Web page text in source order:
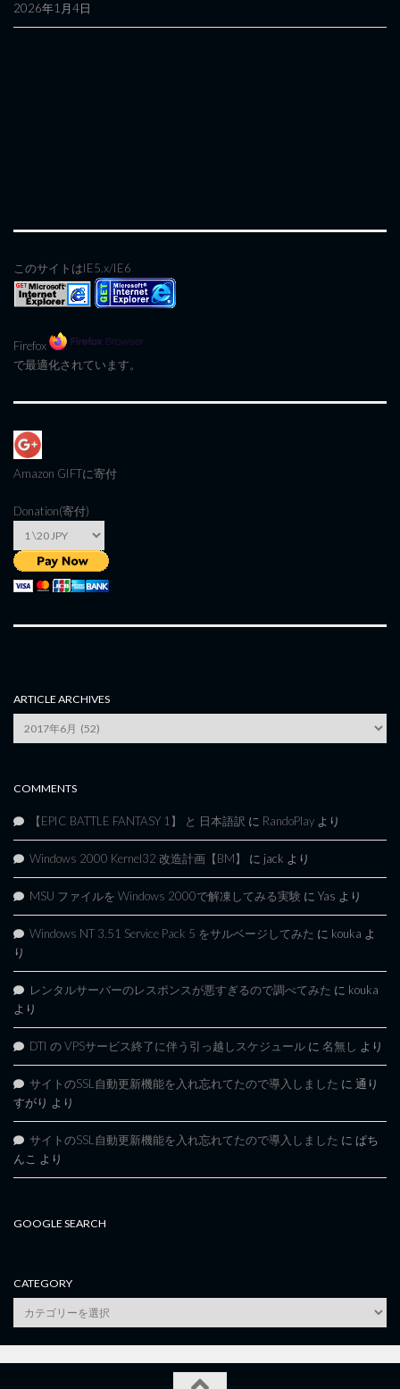
2026年1月4日
このサイトはIE5.x/IE6
Firefox
で最適化されています。
Amazon GIFTに寄付
Donation(寄付)
ARTICLE ARCHIVES
Article
Archives
COMMENTS
【EPIC BATTLE FANTASY 1】 と 日本語訳 に RandoPlay より
Windows 2000 Kernel32 改造計画【BM】 に jack より
MSU ファイルを Windows 2000で解凍してみる実験 に Yas より
Windows NT 3.51 Service Pack 5 をサルベージしてみた に kouka よ
り
レンタルサーバーのレスポンスが悪すぎるので調べてみた に kouka
より
DTI の VPSサービス終了に伴う引っ越しスケジュール に 名無し より
サイトのSSL自動更新機能を入れ忘れてたので導入しました に 通り
すがり より
サイトのSSL自動更新機能を入れ忘れてたので導入しました に ぱち
んこ より
GOOGLE SEARCH
CATEGORY
category